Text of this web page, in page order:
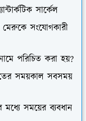
সার্কেল
মেরুকে সংযোগকারী
পরিচিত করা হয়?
সময়কাল সবসময়
মধ্যে সময়ের ব্যবধান